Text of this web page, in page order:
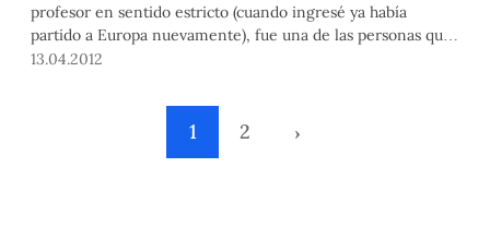
profesor en sentido estricto (cuando ingresé ya había
partido a Europa nuevamente), fue una de las personas que
definió mi vocación. En el verano de 1996, Luis Jaime
encausar vocaciones (le había hecho la confidencia
13.04.2012
1 2 ›